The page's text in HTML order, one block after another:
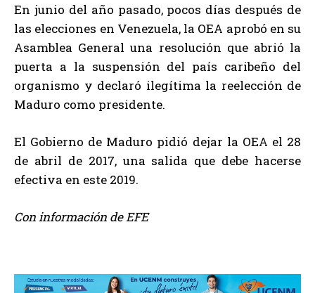
En junio del año pasado, pocos días después de
las elecciones en Venezuela, la OEA aprobó en su
Asamblea General una resolución que abrió la
puerta a la suspensión del país caribeño del
organismo y declaró ilegítima la reelección de
Maduro como presidente.
El Gobierno de Maduro pidió dejar la OEA el 28
de abril de 2017, una salida que debe hacerse
efectiva en este 2019.
Con información de EFE